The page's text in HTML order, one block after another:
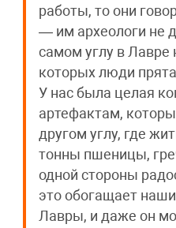
работы, то они
— им археологи не
самом углу в Лавре
которых люди
У нас была целая
артефактам,
другом углу, где
тонны пшеницы,
одной стороны
это обогащает
Лавры, и даже он